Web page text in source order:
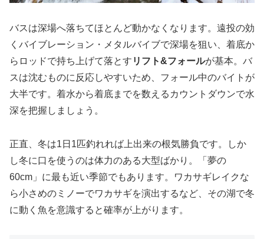
バスは深場へ落ちてほとんど動かなくなります。遠投の効
くバイブレーション・メタルバイブで深場を狙い、着底か
らロッドで持ち上げて落とす リフト&フォールが基本。バ
スは沈むものに反応しやすいため、フォール中のバイトが
大半です。着水から着底までを数えるカウントダウンで水
深を把握しましょう。
正直、冬は1日1匹釣れれば上出来の根気勝負です。しか
し冬に口を使うのは体力のある大型ばかり。「夢の
60cm」に最も近い季節でもあります。ワカサギレイクな
ら小さめのミノーでワカサギを演出するなど、その湖で冬
に動く魚を意識すると確率が上がります。